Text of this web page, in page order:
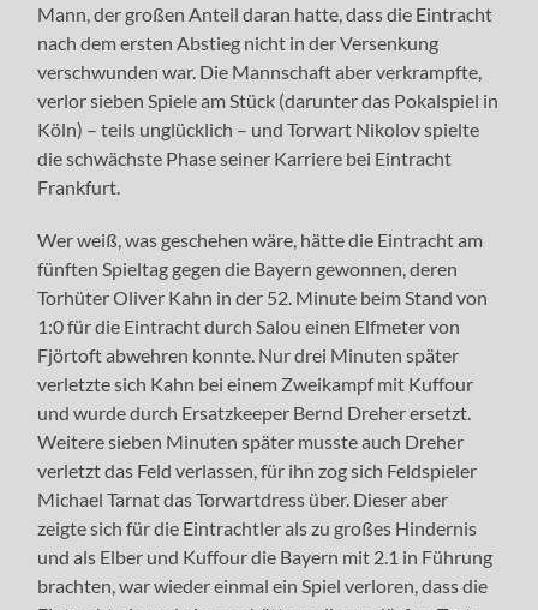
Mann, der großen Anteil daran hatte, dass die Eintracht
nach dem ersten Abstieg nicht in der Versenkung
verschwunden war. Die Mannschaft aber verkrampfte,
verlor sieben Spiele am Stück (darunter das Pokalspiel in
Köln) – teils unglücklich – und Torwart Nikolov spielte
die schwächste Phase seiner Karriere bei Eintracht
Frankfurt.
Wer weiß, was geschehen wäre, hätte die Eintracht am
fünften Spieltag gegen die Bayern gewonnen, deren
Torhüter Oliver Kahn in der 52. Minute beim Stand von
1:0 für die Eintracht durch Salou einen Elfmeter von
Fjörtoft abwehren konnte. Nur drei Minuten später
verletzte sich Kahn bei einem Zweikampf mit Kuffour
und wurde durch Ersatzkeeper Bernd Dreher ersetzt.
Weitere sieben Minuten später musste auch Dreher
verletzt das Feld verlassen, für ihn zog sich Feldspieler
Michael Tarnat das Torwartdress über. Dieser aber
zeigte sich für die Eintrachtler als zu großes Hindernis
und als Elber und Kuffour die Bayern mit 2.1 in Führung
brachten, war wieder einmal ein Spiel verloren, dass die